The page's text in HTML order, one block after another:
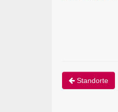
Standorte